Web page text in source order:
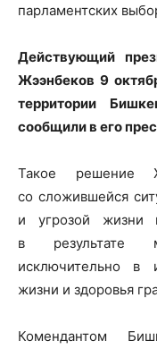
парламентских
Действующий
Жээнбеков 9
территории
сообщили в его
Такое решение
со сложившейся
и угрозой жизни
в результате
исключительно в
жизни и здоровья
Комендантом